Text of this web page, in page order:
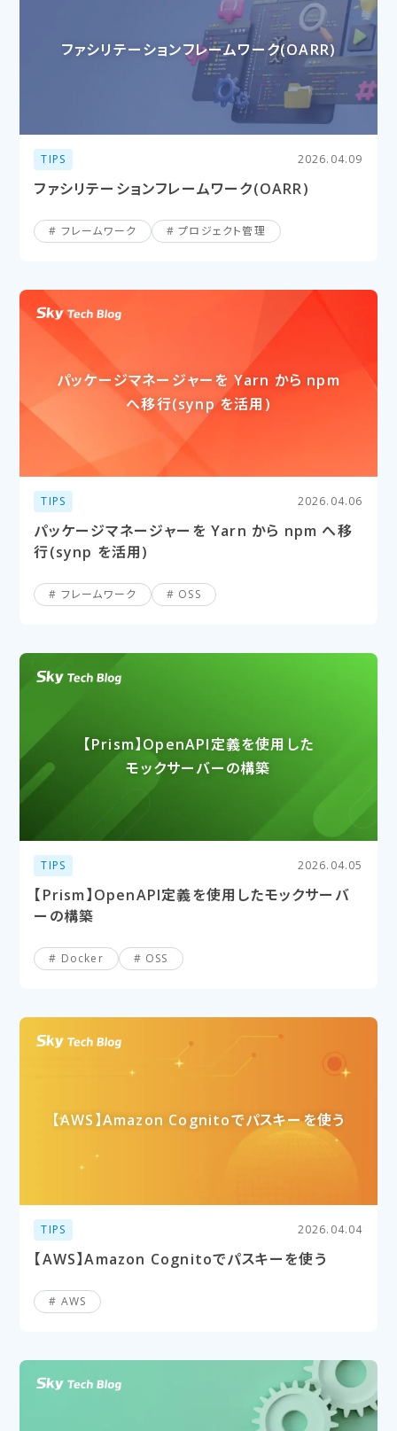
ファシリテーションフレームワーク(OARR)
TIPS 2026.04.09
ファシリテーションフレームワーク(OARR)
フレームワーク プロジェクト管理
パッケージマネージャーを​ Yarn から​ npm
へ​移行(synp を​活用)
TIPS 2026.04.06
パッケージマネージャーを Yarn から npm へ移
行(synp を活用)
フレームワーク OSS
【Prism】OpenAPI定義を​使用した​
モックサーバーの​構築
TIPS 2026.04.05
【Prism】OpenAPI定義を使用したモックサーバ
ーの構築
Docker OSS
【AWS】Amazon Cognitoで​パスキーを​使う
TIPS 2026.04.04
【AWS】Amazon Cognitoでパスキーを使う
AWS